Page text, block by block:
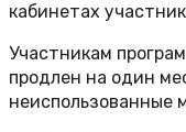
кабинетах
Участникам
продлен на один
неиспользованные